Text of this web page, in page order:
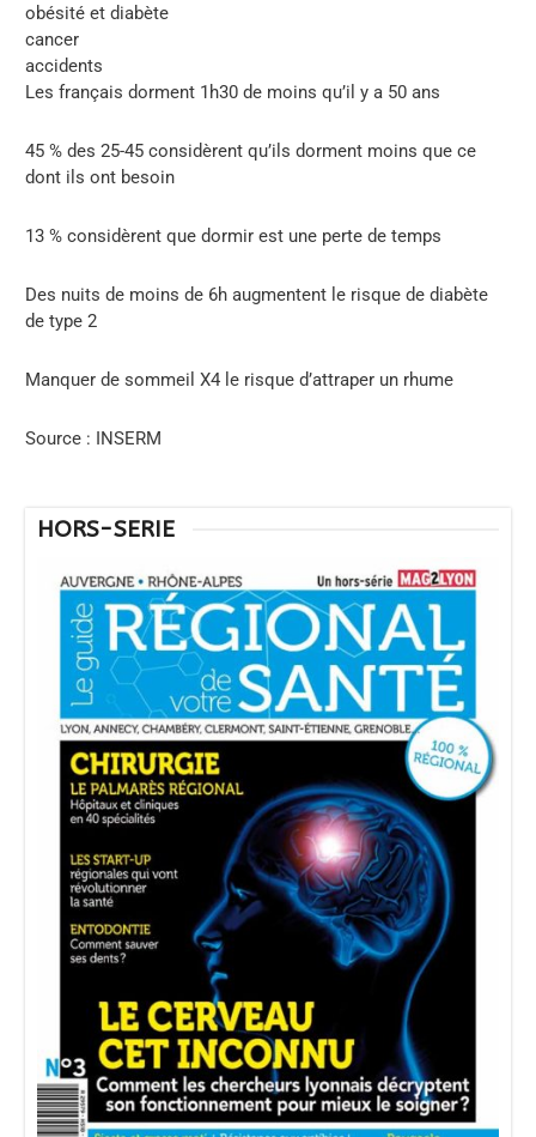
obésité et diabète
cancer
accidents
Les français dorment 1h30 de moins qu’il y a 50 ans
45 % des 25-45 considèrent qu’ils dorment moins que ce
dont ils ont besoin
13 % considèrent que dormir est une perte de temps
Des nuits de moins de 6h augmentent le risque de diabète
de type 2
Manquer de sommeil X4 le risque d’attraper un rhume
Source : INSERM
HORS-SERIE